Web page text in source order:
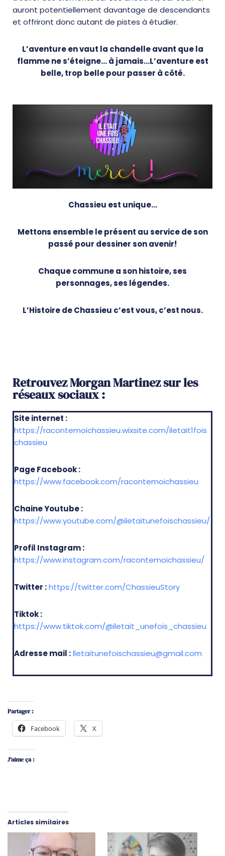
auront potentiellement davantage de descendants
et offriront donc autant de pistes à étudier.
L’aventure en vaut la chandelle avant que la
flamme ne s’éteigne… à jamais…L’aventure est
belle, trop belle pour passer à côté.
Chassieu est unique…
Mettons ensemble le présent au service de son
passé pour dessiner son avenir!
Chaque commune a son histoire, ses
personnages, ses légendes.
L’Histoire de Chassieu c’est vous, c’est nous.
Retrouvez Morgan Martinez sur les
réseaux sociaux :
Site internet :
https://racontemoichassieu.wixsite.com/iletait1fois
chassieu
Page Facebook :
https://www.facebook.com/racontemoichassieu
Chaine Youtube :
https://www.youtube.com/@iletaitunefoischassieu/
Profil Instagram :
https://www.instagram.com/racontemoichassieu/
Twitter :https://twitter.com/ChassieuStory
Tiktok :
https://www.tiktok.com/@iletait_unefois_chassieu
Adresse mail :lletaitunefoischassieu@gmail.com
Partager :
Facebook X
J’aime ça :
Articles similaires